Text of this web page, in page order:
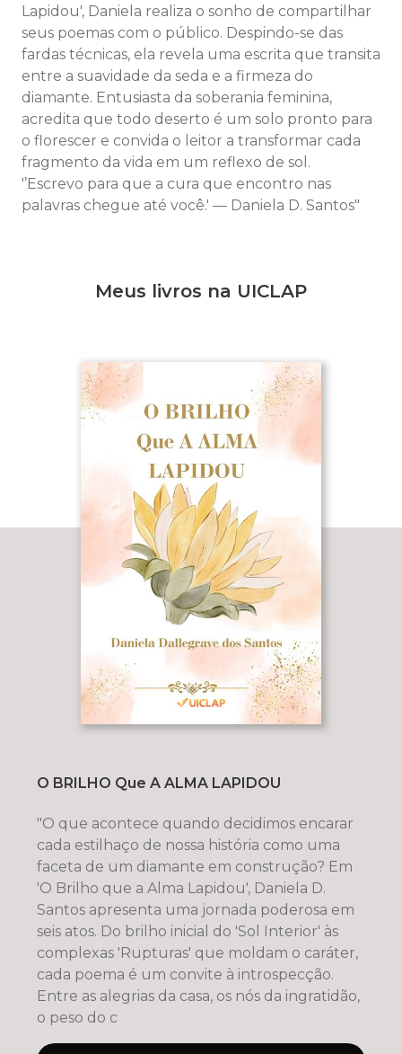
Lapidou', Daniela realiza o sonho de compartilhar
seus poemas com o público. Despindo-se das
fardas técnicas, ela revela uma escrita que transita
entre a suavidade da seda e a firmeza do
diamante. Entusiasta da soberania feminina,
acredita que todo deserto é um solo pronto para
o florescer e convida o leitor a transformar cada
fragmento da vida em um reflexo de sol.
'’Escrevo para que a cura que encontro nas
palavras chegue até você.' — Daniela D. Santos"
Meus livros na UICLAP
O BRILHO Que A ALMA LAPIDOU
"O que acontece quando decidimos encarar
cada estilhaço de nossa história como uma
faceta de um diamante em construção? Em
'O Brilho que a Alma Lapidou', Daniela D.
Santos apresenta uma jornada poderosa em
seis atos. Do brilho inicial do 'Sol Interior' às
complexas 'Rupturas' que moldam o caráter,
cada poema é um convite à introspecção.
Entre as alegrias da casa, os nós da ingratidão,
o peso do c